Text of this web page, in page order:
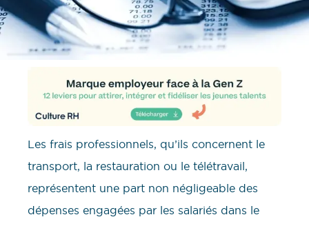
Les frais professionnels, qu’ils concernent le
transport, la restauration ou le télétravail,
représentent une part non négligeable des
dépenses engagées par les salariés dans le